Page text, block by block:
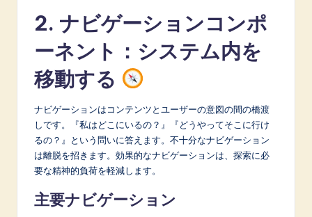
2. ナビゲーションコンポ
ーネント：システム内を
移動する
ナビゲーションはコンテンツとユーザーの意図の間の橋渡
しです。『私はどこにいるの？』『どうやってそこに行け
るの？』という問いに答えます。不十分なナビゲーション
は離脱を招きます。効果的なナビゲーションは、探索に必
要な精神的負荷を軽減します。
主要ナビゲーション